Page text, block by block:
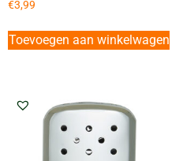
€3,99
Toevoegen aan winkelwagen